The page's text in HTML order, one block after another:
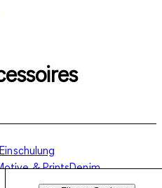
Einschulung
& PrintsDenim
Accessoires